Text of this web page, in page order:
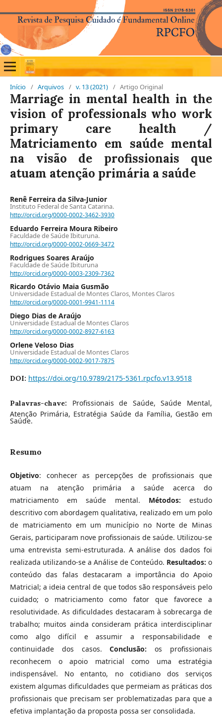
Início / Arquivos / v. 13 (2021) / Artigo Original
Marriage in mental health in the
vision of professionals who work
primary care health /
Matriciamento em saúde mental
na visão de profissionais que
atuam atenção primária a saúde
Renê Ferreira da Silva-Junior
Instituto Federal de Santa Catarina.
http://orcid.org/0000-0002-3462-3930
Eduardo Ferreira Moura Ribeiro
Faculdade de Saúde Ibituruna.
http://orcid.org/0000-0002-0669-3472
Rodrigues Soares Araújo
Faculdade de Saúde Ibituruna
http://orcid.org/0000-0003-2309-7362
Ricardo Otávio Maia Gusmão
Universidade Estadual de Montes Claros, Montes Claros
http://orcid.org/0000-0001-9941-1114
Diego Dias de Araújo
Universidade Estadual de Montes Claros
http://orcid.org/0000-0002-8927-6163
Orlene Veloso Dias
Universidade Estadual de Montes Claros
http://orcid.org/0000-0002-9017-7875
DOI: https://doi.org/10.9789/2175-5361.rpcfo.v13.9518
Palavras-chave: Profissionais de Saúde, Saúde Mental,
Atenção Primária, Estratégia Saúde da Família, Gestão em
Saúde.
Resumo
Objetivo: conhecer as percepções de profissionais que
atuam na atenção primária a saúde acerca do
matriciamento em saúde mental. Métodos: estudo
descritivo com abordagem qualitativa, realizado em um polo
de matriciamento em um município no Norte de Minas
Gerais, participaram nove profissionais de saúde. Utilizou-se
uma entrevista semi-estruturada. A análise dos dados foi
realizada utilizando-se a Análise de Conteúdo. Resultados: o
conteúdo das falas destacaram a importância do Apoio
Matricial; a ideia central de que todos são responsáveis pelo
cuidado; o matriciamento como fator que favorece a
resolutividade. As dificuldades destacaram à sobrecarga de
trabalho; muitos ainda consideram prática interdisciplinar
como algo difícil e assumir a responsabilidade e
continuidade dos casos.Conclusão:os profissionais
reconhecem o apoio matricial como uma estratégia
indispensável. No entanto, no cotidiano dos serviços
existem algumas dificuldades que permeiam as práticas dos
profissionais que precisam ser problematizadas para que a
efetiva implantação da proposta possa ser consolidada.